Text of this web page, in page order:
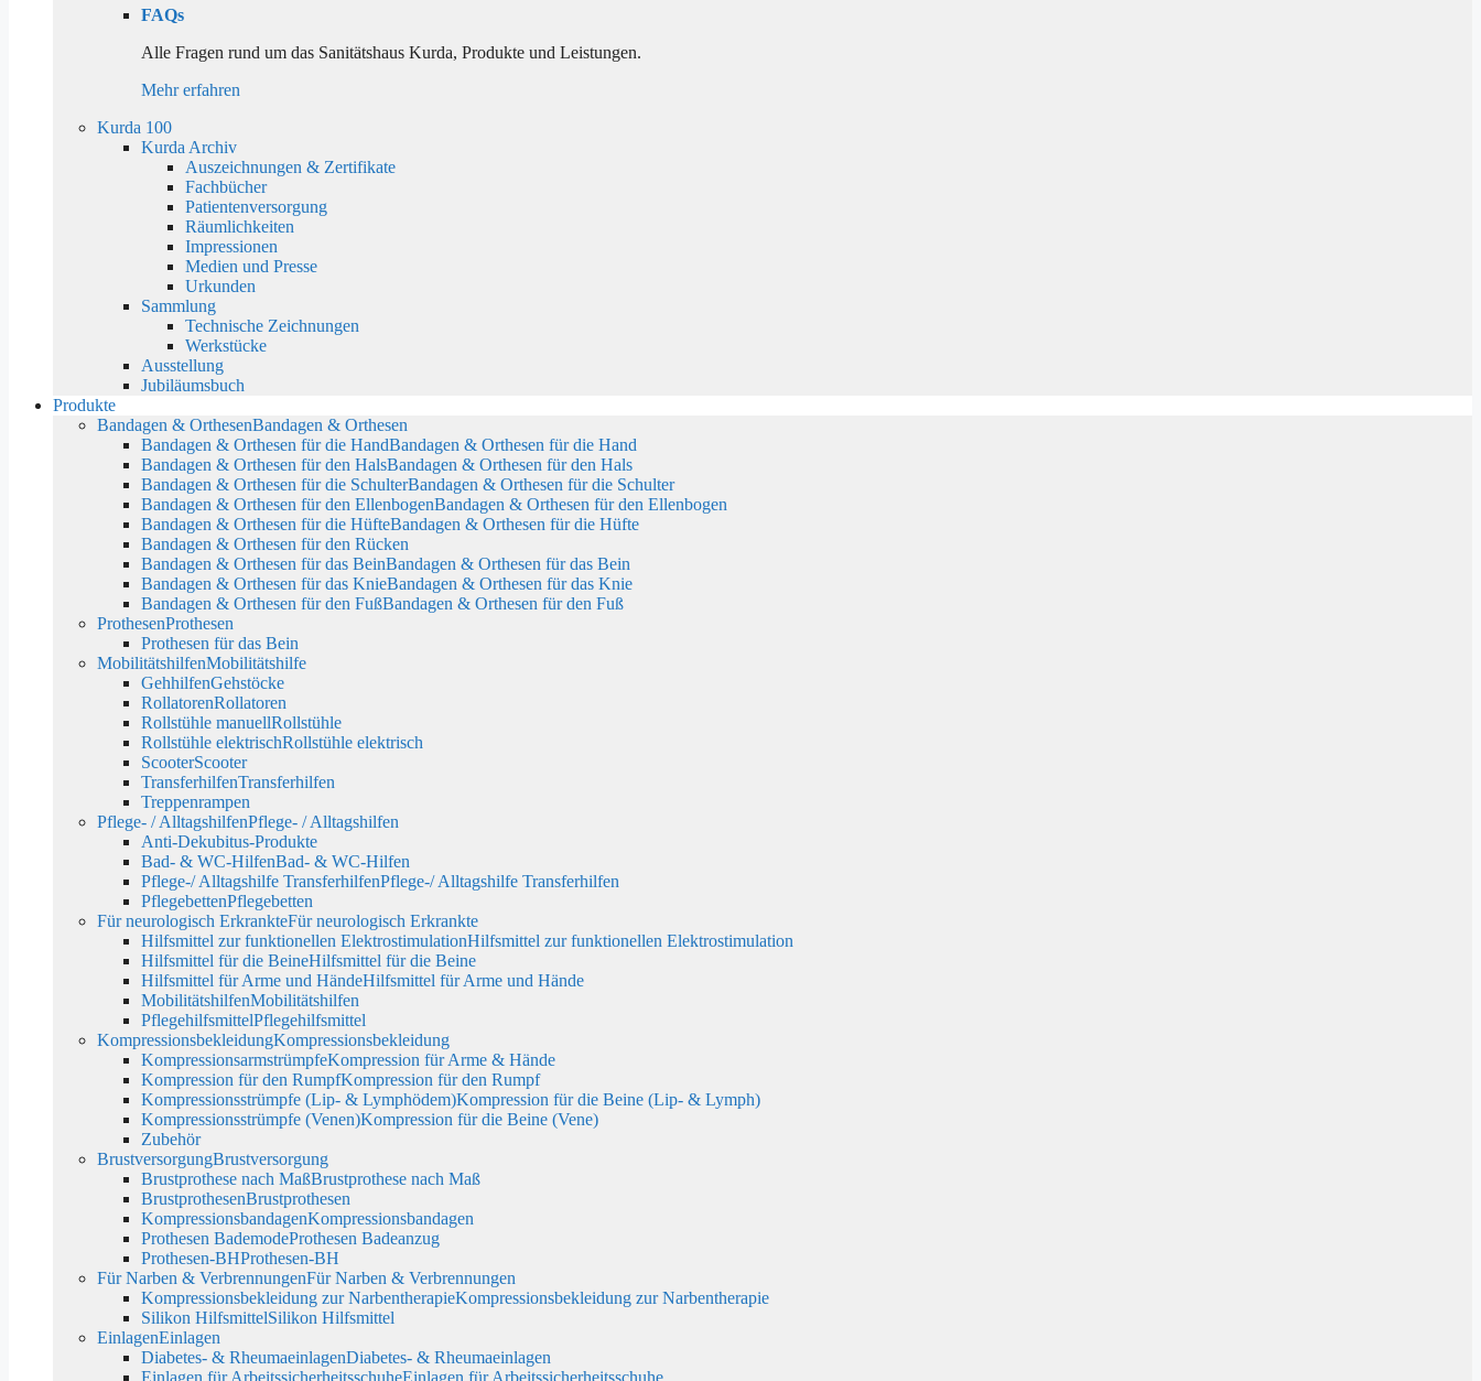
FAQs
Alle Fragen rund um das Sanitätshaus Kurda, Produkte und Leistungen.
Mehr erfahren
Kurda 100
Kurda Archiv
Auszeichnungen & Zertifikate
Fachbücher
Patientenversorgung
Räumlichkeiten
Impressionen
Medien und Presse
Urkunden
Sammlung
Technische Zeichnungen
Werkstücke
Ausstellung
Jubiläumsbuch
Produkte
Bandagen & OrthesenBandagen & Orthesen
Bandagen & Orthesen für die HandBandagen & Orthesen für die Hand
Bandagen & Orthesen für den HalsBandagen & Orthesen für den Hals
Bandagen & Orthesen für die SchulterBandagen & Orthesen für die Schulter
Bandagen & Orthesen für den EllenbogenBandagen & Orthesen für den Ellenbogen
Bandagen & Orthesen für die HüfteBandagen & Orthesen für die Hüfte
Bandagen & Orthesen für den Rücken
Bandagen & Orthesen für das BeinBandagen & Orthesen für das Bein
Bandagen & Orthesen für das KnieBandagen & Orthesen für das Knie
Bandagen & Orthesen für den FußBandagen & Orthesen für den Fuß
ProthesenProthesen
Prothesen für das Bein
MobilitätshilfenMobilitätshilfe
GehhilfenGehstöcke
RollatorenRollatoren
Rollstühle manuellRollstühle
Rollstühle elektrischRollstühle elektrisch
ScooterScooter
TransferhilfenTransferhilfen
Treppenrampen
Pflege- / AlltagshilfenPflege- / Alltagshilfen
Anti-Dekubitus-Produkte
Bad- & WC-HilfenBad- & WC-Hilfen
Pflege-/ Alltagshilfe TransferhilfenPflege-/ Alltagshilfe Transferhilfen
PflegebettenPflegebetten
Für neurologisch ErkrankteFür neurologisch Erkrankte
Hilfsmittel zur funktionellen ElektrostimulationHilfsmittel zur funktionellen Elektrostimulation
Hilfsmittel für die BeineHilfsmittel für die Beine
Hilfsmittel für Arme und HändeHilfsmittel für Arme und Hände
MobilitätshilfenMobilitätshilfen
PflegehilfsmittelPflegehilfsmittel
KompressionsbekleidungKompressionsbekleidung
KompressionsarmstrümpfeKompression für Arme & Hände
Kompression für den RumpfKompression für den Rumpf
Kompressionsstrümpfe (Lip- & Lymphödem)Kompression für die Beine (Lip- & Lymph)
Kompressionsstrümpfe (Venen)Kompression für die Beine (Vene)
Zubehör
BrustversorgungBrustversorgung
Brustprothese nach MaßBrustprothese nach Maß
BrustprothesenBrustprothesen
KompressionsbandagenKompressionsbandagen
Prothesen BademodeProthesen Badeanzug
Prothesen-BHProthesen-BH
Für Narben & VerbrennungenFür Narben & Verbrennungen
Kompressionsbekleidung zur NarbentherapieKompressionsbekleidung zur Narbentherapie
Silikon HilfsmittelSilikon Hilfsmittel
EinlagenEinlagen
Diabetes- & RheumaeinlagenDiabetes- & Rheumaeinlagen
Einlagen für ArbeitssicherheitsschuheEinlagen für Arbeitssicherheitsschuhe